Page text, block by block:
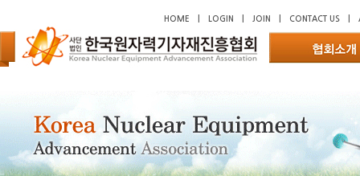
HOME LOGIN JOIN CONTACT US